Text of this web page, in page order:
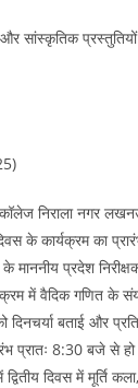
सांस्कृतिक
कॉलेज निराला नगर
के कार्यक्रम का
के माननीय प्रदेश
क्रम में वैदिक गणित के
बताई और
प्रातः 8:30 बजे से
दिवस में मूर्ति